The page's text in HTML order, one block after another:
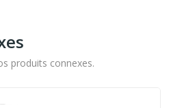
produits connexes.